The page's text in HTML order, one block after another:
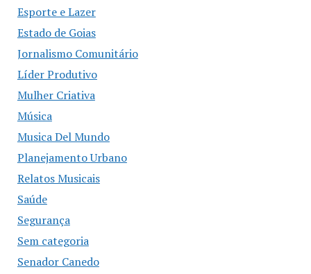
Esporte e Lazer
Estado de Goias
Jornalismo Comunitário
Líder Produtivo
Mulher Criativa
Música
Musica Del Mundo
Planejamento Urbano
Relatos Musicais
Saúde
Segurança
Sem categoria
Senador Canedo